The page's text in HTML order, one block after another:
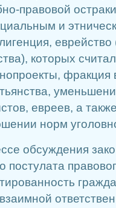
правовой
и
которых
фракция
евреев, а
норм
обсуждения
постулата